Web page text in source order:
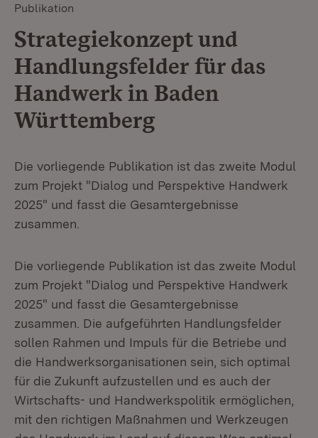
Publikation
Strategiekonzept und
Handlungsfelder für das
Handwerk in Baden
Württemberg
Die vorliegende Publikation ist das zweite Modul
zum Projekt "Dialog und Perspektive Handwerk
2025" und fasst die Gesamtergebnisse
zusammen.
Die vorliegende Publikation ist das zweite Modul
zum Projekt "Dialog und Perspektive Handwerk
2025" und fasst die Gesamtergebnisse
zusammen. Die aufgeführten Handlungsfelder
sollen Rahmen und Impuls für die Betriebe und
die Handwerksorganisationen sein, sich optimal
für die Zukunft aufzustellen und es auch der
Wirtschafts- und Handwerkspolitik ermöglichen,
mit den richtigen Maßnahmen und Werkzeugen